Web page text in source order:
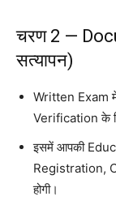
चरण 2 —
सत्यापन)
Written Exam
Verification के
इसमें आपकी
Registration,
होगी।